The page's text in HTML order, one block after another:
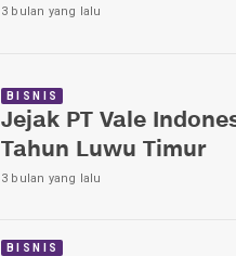
3 bulan yang lalu
BISNIS
Jejak PT Vale
Tahun Luwu Timur
3 bulan yang lalu
BISNIS